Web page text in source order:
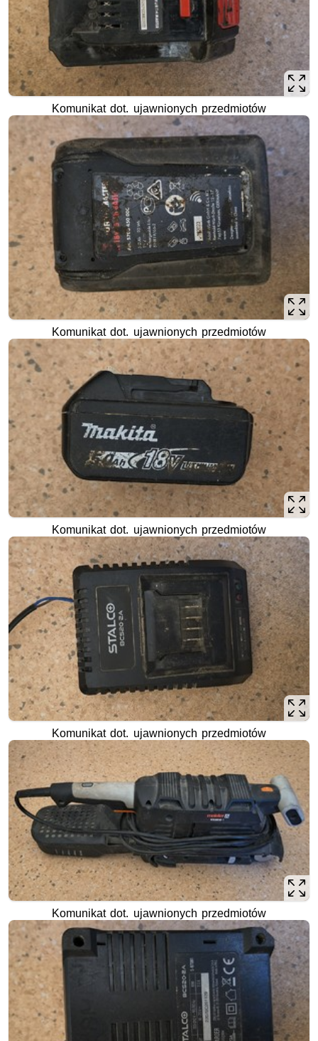
Komunikat dot. ujawnionych przedmiotów
Komunikat dot. ujawnionych przedmiotów
Komunikat dot. ujawnionych przedmiotów
Komunikat dot. ujawnionych przedmiotów
Komunikat dot. ujawnionych przedmiotów